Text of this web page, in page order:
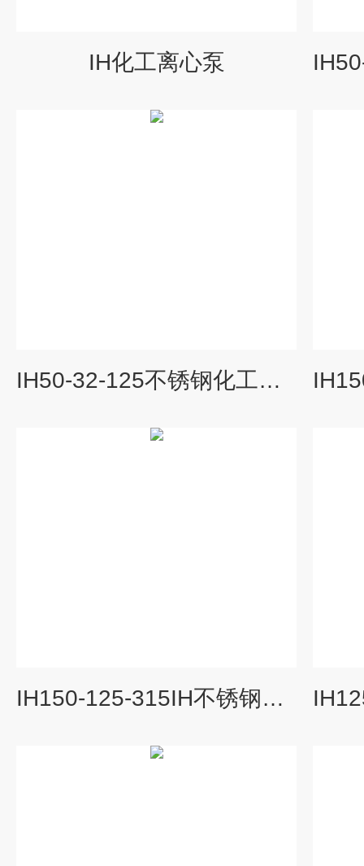
IH化工离心泵
IH50-32-125不锈钢化工泵厂家
IH150-125-315IH不锈钢化工离心泵